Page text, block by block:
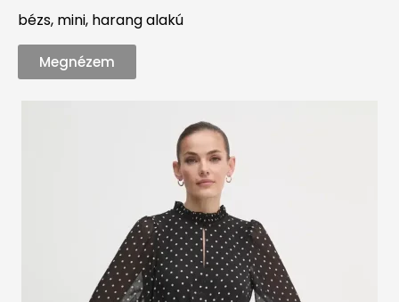
bézs, mini, harang alakú
Megnézem